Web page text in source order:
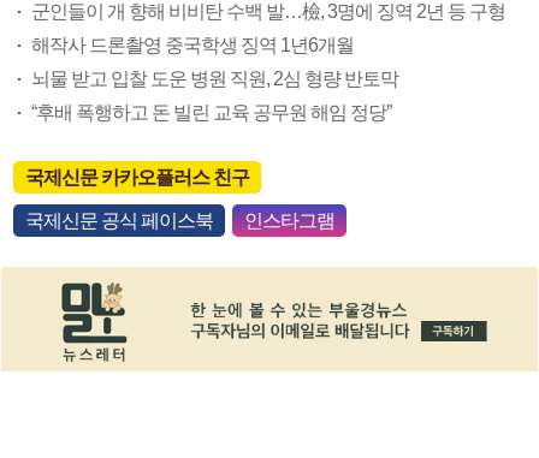
군인들이 개 향해 비비탄 수백 발…檢, 3명에 징역 2년 등 구형
해작사 드론촬영 중국학생 징역 1년6개월
뇌물 받고 입찰 도운 병원 직원, 2심 형량 반토막
“후배 폭행하고 돈 빌린 교육 공무원 해임 정당”
국제신문 카카오플러스 친구
국제신문 공식 페이스북 인스타그램